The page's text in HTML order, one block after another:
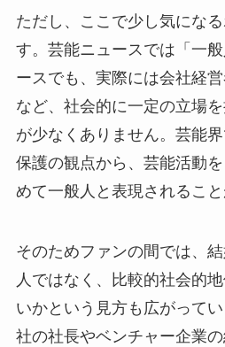
ただし、ここで少し気にな
す。芸能ニュースでは「一
ースでも、実際には会社経
など、社会的に一定の立場
が少なくありません。芸能
保護の観点から、芸能活動
めて一般人と表現されること
そのためファンの間では、
人ではなく、比較的社会的
いかという見方も広がって
社の社長やベンチャー企業